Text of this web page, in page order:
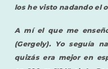
los he visto nadando el
A mí el que me
(Gergely). Yo seguía
quizás era mejor en